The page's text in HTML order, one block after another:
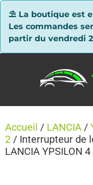
⛱ La boutique est
Les commandes
partir du vendredi
Accueil / LANCIA /
2 / Interrupteur de
LANCIA YPSILON
Panneau de